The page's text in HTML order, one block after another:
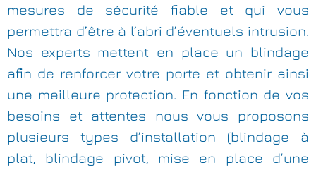
mesures de sécurité fiable et qui vous
permettra d’être à l’abri d’éventuels intrusion.
Nos experts mettent en place un blindage
afin de renforcer votre porte et obtenir ainsi
une meilleure protection. En fonction de vos
besoins et attentes nous vous proposons
plusieurs types d’installation (blindage à
plat, blindage pivot, mise en place d’une